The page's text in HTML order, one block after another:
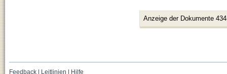
Anzeige der Dokumente
Feedback| Leitlinien | Hilfe